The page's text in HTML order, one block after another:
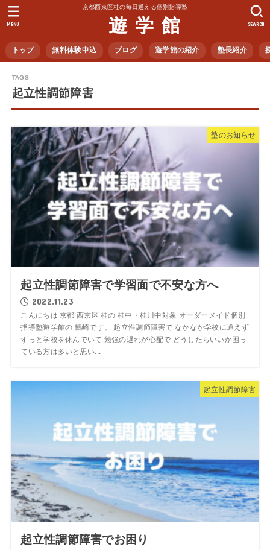
京都西京区桂の毎日通える個別指導塾
遊 学 館
トップ 無料体験申込 ブログ 遊学館の紹介 塾長紹介
SEARCH
MENU
起立性調節障害
塾のお知らせ
起立性調節障害で学習面で不安な方へ
2022.11.23
こんにちは 京都 西京区 桂の 桂中・桂川中対象 オーダーメイド個別
指導塾遊学館の 鶴崎です。 起立性調節障害で なかなか学校に通えず
ずっと学校を休んでいて 勉強の遅れが心配で どうしたらいいか困っ
ている方は多いと思い...
起立性調節障害
起立性調節障害でお困り